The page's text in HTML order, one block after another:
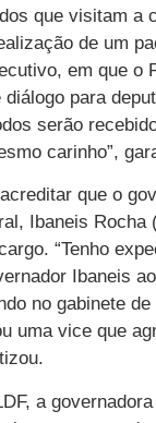
que visitam a
de um
em que o
para
serão
carinho”,
que o
Ibaneis Rocha
“Tenho
Ibaneis
no gabinete
uma vice que
a